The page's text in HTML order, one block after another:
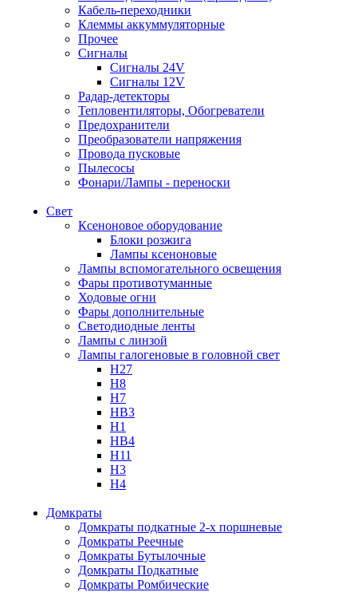
Кабель-переходники
Клеммы аккуммуляторные
Прочее
Сигналы
Сигналы 24V
Сигналы 12V
Радар-детекторы
Тепловентиляторы, Обогреватели
Предохранители
Преобразователи напряжения
Провода пусковые
Пылесосы
Фонари/Лампы - переноски
Свет
Ксеноновое оборудование
Блоки розжига
Лампы ксеноновые
Лампы вспомогательного освещения
Фары противотуманные
Ходовые огни
Фары дополнительные
Светодиодные ленты
Лампы с линзой
Лампы галогеновые в головной свет
H27
H8
H7
HB3
H1
HB4
H11
H3
H4
Домкраты
Домкраты подкатные 2-х поршневые
Домкраты Реечные
Домкраты Бутылочные
Домкраты Подкатные
Домкраты Ромбические